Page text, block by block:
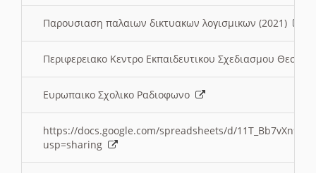
Παρουσιαση παλαιων δικτυακων λογισμικων (2021)
Περιφερειακο Κεντρο Εκπαιδευτικου Σχεδιασμου
Ευρωπαικο Σχολικο Ραδιοφωνο
https://docs.google.com/spreadsheets/d/
usp=sharing